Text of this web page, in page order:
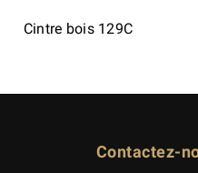
Cintre bois 129C
Contactez-